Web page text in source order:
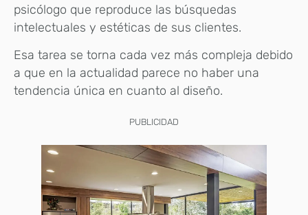
psicólogo que reproduce las búsquedas
intelectuales y estéticas de sus clientes.
Esa tarea se torna cada vez más compleja debido
a que en la actualidad parece no haber una
tendencia única en cuanto al diseño.
PUBLICIDAD